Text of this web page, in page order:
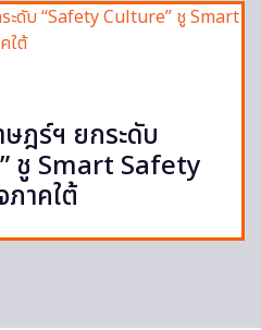
ฎร์ฯ ยกระดับ
ชู Smart Safety
าคใต้